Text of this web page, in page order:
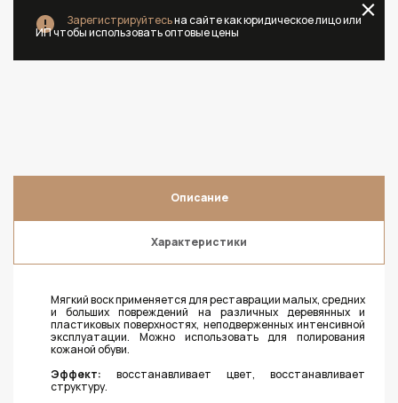
Зарегистрируйтесьна сайте как юридическое лицо или
ИП чтобы использовать оптовые цены
Описание
Характеристики
Мягкий воск применяется для реставрации малых, средних
и больших повреждений на различных деревянных и
пластиковых поверхностях, неподверженных интенсивной
эксплуатации. Можно использовать для полирования
кожаной обуви.
Эффект: восстанавливает цвет, восстанавливает
структуру.